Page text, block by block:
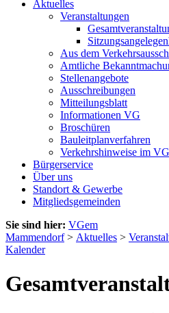
Aktuelles
Veranstaltungen
Aus dem
Amtliche
Stellenangebote
Ausschreibungen
Mitteilungsblatt
Informationen VG
Broschüren
Bauleitplanverfahren
Verkehrshinweise im
Bürgerservice
Über uns
Standort & Gewerbe
Mitgliedsgemeinden
Sie sind hier: VGem
Mammendorf> Aktuelles >
Kalender